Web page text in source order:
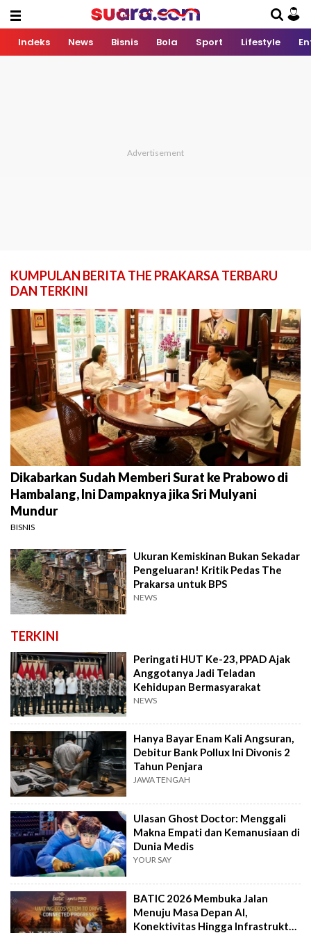
Indeks News Bisnis Bola Sport Lifestyle
KUMPULAN BERITA THE PRAKARSA TERBARU
DAN TERKINI
Dikabarkan Sudah Memberi Surat ke Prabowo di
Hambalang, Ini Dampaknya jika Sri Mulyani
Mundur
BISNIS
Ukuran Kemiskinan Bukan Sekadar
Pengeluaran! Kritik Pedas The
Prakarsa untuk BPS
NEWS
TERKINI
Peringati HUT Ke-23, PPAD Ajak
Anggotanya Jadi Teladan
Kehidupan Bermasyarakat
NEWS
Hanya Bayar Enam Kali Angsuran,
Debitur Bank Pollux Ini Divonis 2
Tahun Penjara
JAWA TENGAH
Ulasan Ghost Doctor: Menggali
Makna Empati dan Kemanusiaan di
Dunia Medis
YOUR SAY
BATIC 2026 Membuka Jalan
Menuju Masa Depan AI,
Konektivitas Hingga Infrastruktur